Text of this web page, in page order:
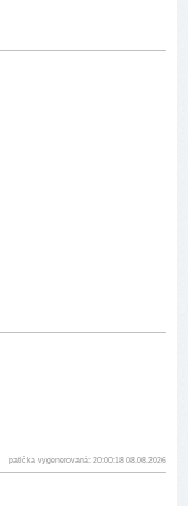
patička vygenerovaná: 20:00:18 08.08.2026